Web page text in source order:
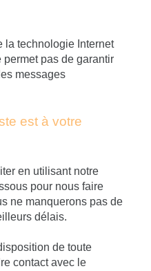
la technologie Internet
pas de garantir
messages
est à votre
en utilisant notre
pour nous faire
ne manquerons pas de
délais.
de toute
contact avec le